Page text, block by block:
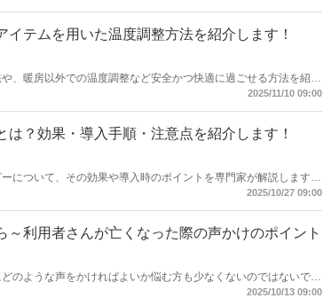
テムを用いた温度調整方法を紹介します！
、暖房以外での温度調整など安全かつ快適に過ごせる方法を紹介
2025/11/10 09:00
？効果・導入手順・注意点を紹介します！
について、その効果や導入時のポイントを専門家が解説します。
2025/10/27 09:00
～利用者さんが亡くなった際の声かけのポイント
のような声をかければよいか悩む方も少なくないのではないでし
避けるべきNG例などを具体的に紹介します。【執筆者／専門
2025/10/13 09:00